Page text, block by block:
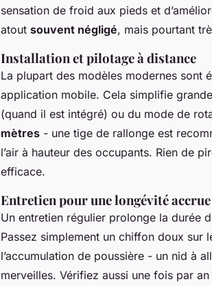
sensation de froid aux pieds et
atout souvent négligé, mais pourtant
Installation et pilotage à distance
La plupart des modèles modernes sont
application mobile. Cela simplifie
(quand il est intégré) ou du mode de
mètres - une tige de rallonge est
l’air à hauteur des occupants. Rien de
efficace.
Entretien pour une longévité accrue
Un entretien régulier prolonge la durée
Passez simplement un chiffon doux sur
l’accumulation de poussière - un nid à
merveilles. Vérifiez aussi une fois par